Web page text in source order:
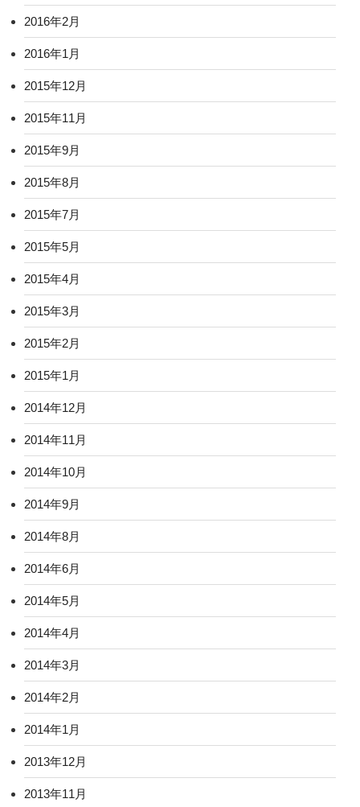
2016年2月
2016年1月
2015年12月
2015年11月
2015年9月
2015年8月
2015年7月
2015年5月
2015年4月
2015年3月
2015年2月
2015年1月
2014年12月
2014年11月
2014年10月
2014年9月
2014年8月
2014年6月
2014年5月
2014年4月
2014年3月
2014年2月
2014年1月
2013年12月
2013年11月